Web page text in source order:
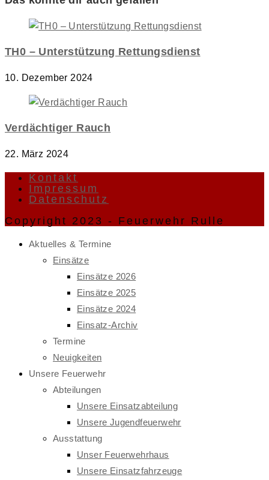
TH0 – Unterstützung Rettungsdienst
10. Dezember 2024
Verdächtiger Rauch
22. März 2024
Kontakt
Impressum
Datenschutz
Copyright 2023 - Feuerwehr Rulle
Aktuelles & Termine
Einsätze
Einsätze 2026
Einsätze 2025
Einsätze 2024
Einsatz-Archiv
Termine
Neuigkeiten
Unsere Feuerwehr
Abteilungen
Unsere Einsatzabteilung
Unsere Jugendfeuerwehr
Ausstattung
Unser Feuerwehrhaus
Unsere Einsatzfahrzeuge